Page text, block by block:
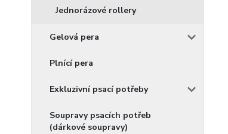
Jednorázové rollery
Gelová pera
Plnící pera
Exkluzivní psací potřeby
Soupravy psacích potřeb
(dárkové soupravy)